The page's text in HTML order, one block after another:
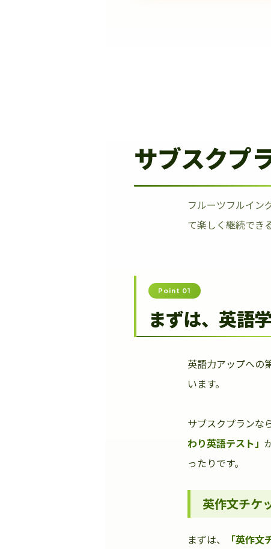
サブスクプ
フルーツフルイン
て楽しく継続でき
Point 01
まずは、英語
英語力アップへの
います。
サブスクプランな
わり英語テスト」
ったりです。
英作文チケ
まずは、 「英作文